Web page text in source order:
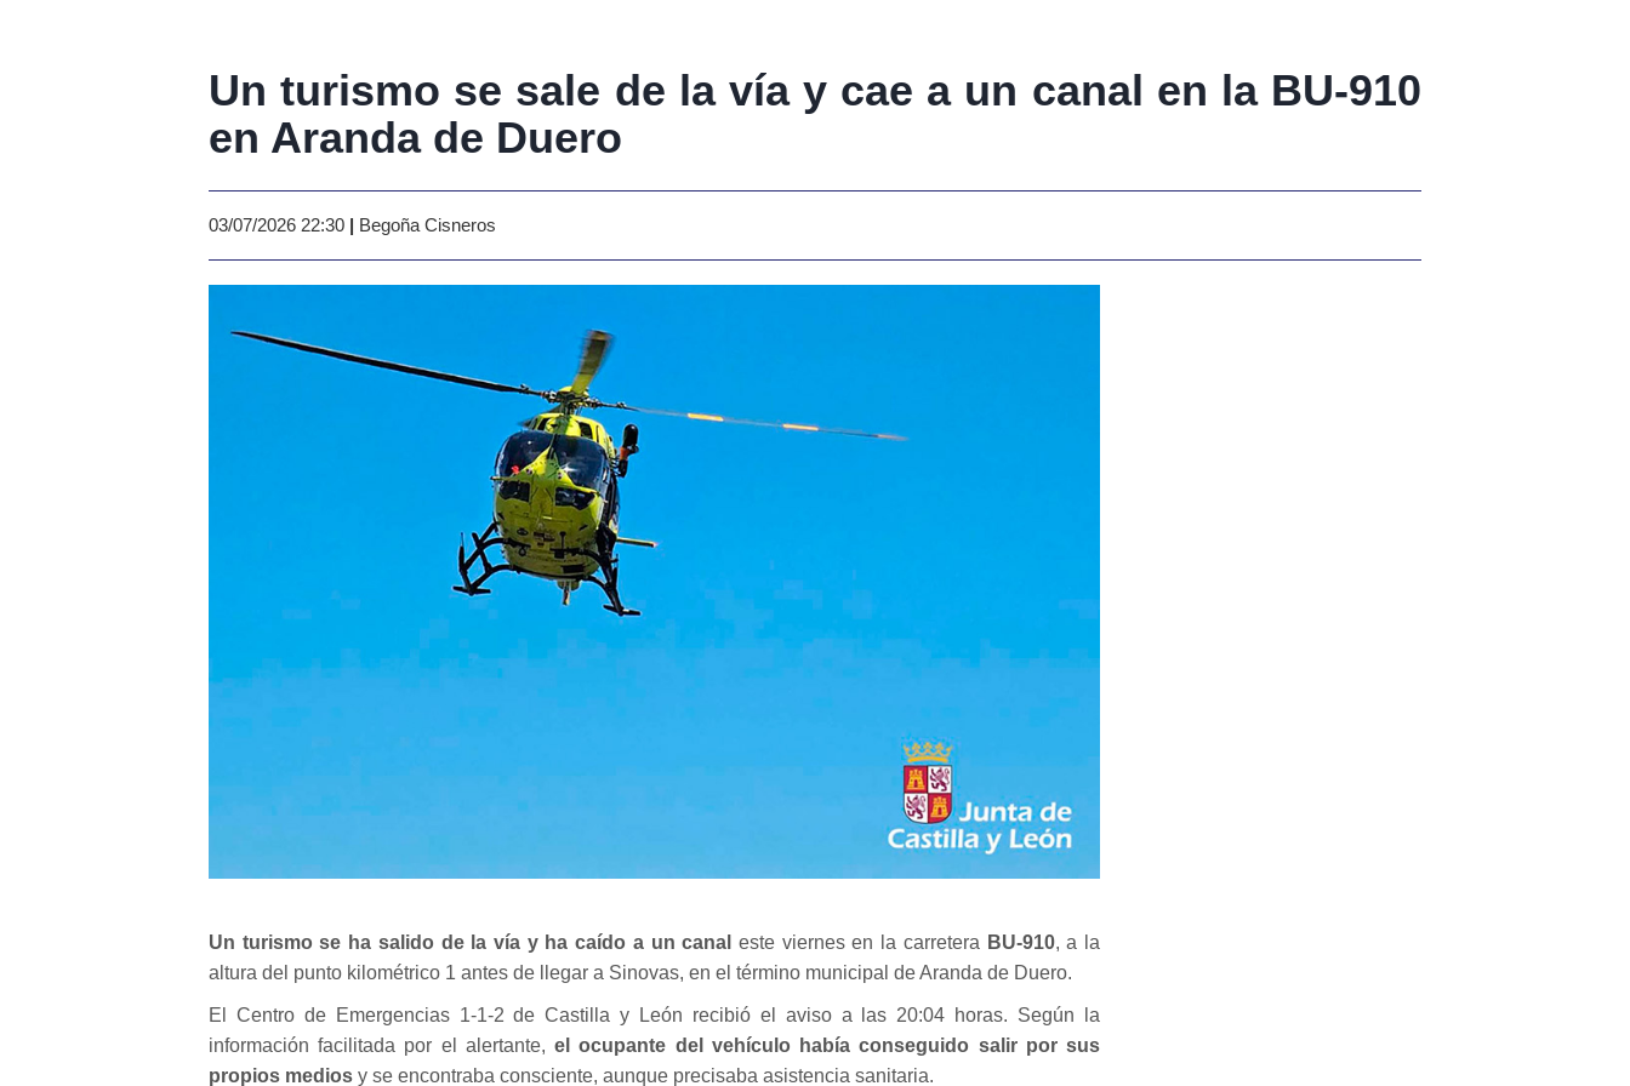
Un turismo se sale de la vía y cae a un canal en la BU-910
en Aranda de Duero
03/07/2026 22:30 | Begoña Cisneros
Un turismo se ha salido de la vía y ha caído a un canal este viernes en la carretera BU-910, a la
altura del punto kilométrico 1 antes de llegar a Sinovas, en el término municipal de Aranda de Duero.
El Centro de Emergencias 1-1-2 de Castilla y León recibió el aviso a las 20:04 horas. Según la
información facilitada por el alertante,el ocupante del vehículo había conseguido salir por sus
propios medios y se encontraba consciente, aunque precisaba asistencia sanitaria.